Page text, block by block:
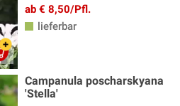
- Lathyrus(5)
- Gaura(5)
- Liatris
(17)
ab € 8,50/Pfl.
lieferbar
Campanula poscharskyana
'Stella'